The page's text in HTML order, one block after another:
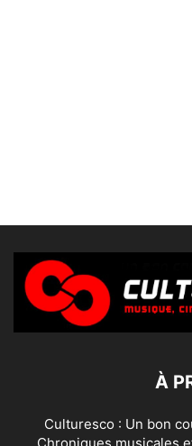
À
Culturesco : Un bon